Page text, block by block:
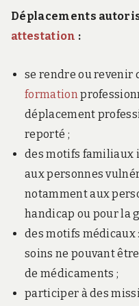
Déplacements
attestation :
se rendre ou revenir
formation
déplacement
reporté ;
des motifs familiaux
aux personnes
notamment aux
handicap ou pour la
des motifs médicaux
soins ne pouvant
de médicaments ;
participer à des